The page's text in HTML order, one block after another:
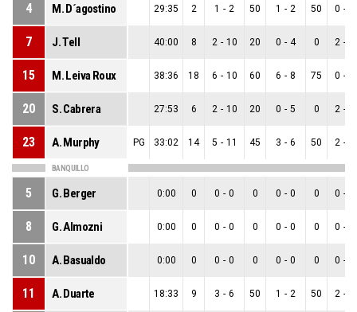
4 M. D´agostino 29:35 2 1 - 2 50 1 - 2 50 0 -
7 J. Tell 40:00 8 2 - 10 20 0 - 4 0 2 -
15 M. Leiva Roux 38:36 18 6 - 10 60 6 - 8 75 0 -
20 S. Cabrera 27:53 6 2 - 10 20 0 - 5 0 2 -
23 A. Murphy PG 33:02 14 5 - 11 45 3 - 6 50 2 -
BANQUILLO
5 G. Berger 0:00 0 0 - 0 0 0 - 0 0 0 -
8 G. Almozni 0:00 0 0 - 0 0 0 - 0 0 0 -
10 A. Basualdo 0:00 0 0 - 0 0 0 - 0 0 0 -
11 A. Duarte 18:33 9 3 - 6 50 1 - 2 50 2 -